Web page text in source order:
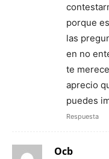
porque
las
en no
te
aprecio
puedes
Respuesta
Ocb